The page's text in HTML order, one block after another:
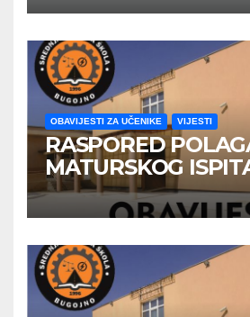
OBAVIJESTI ZA UČENIKE VIJESTI
RASPORED
MATURSKOG
JUNSKOM